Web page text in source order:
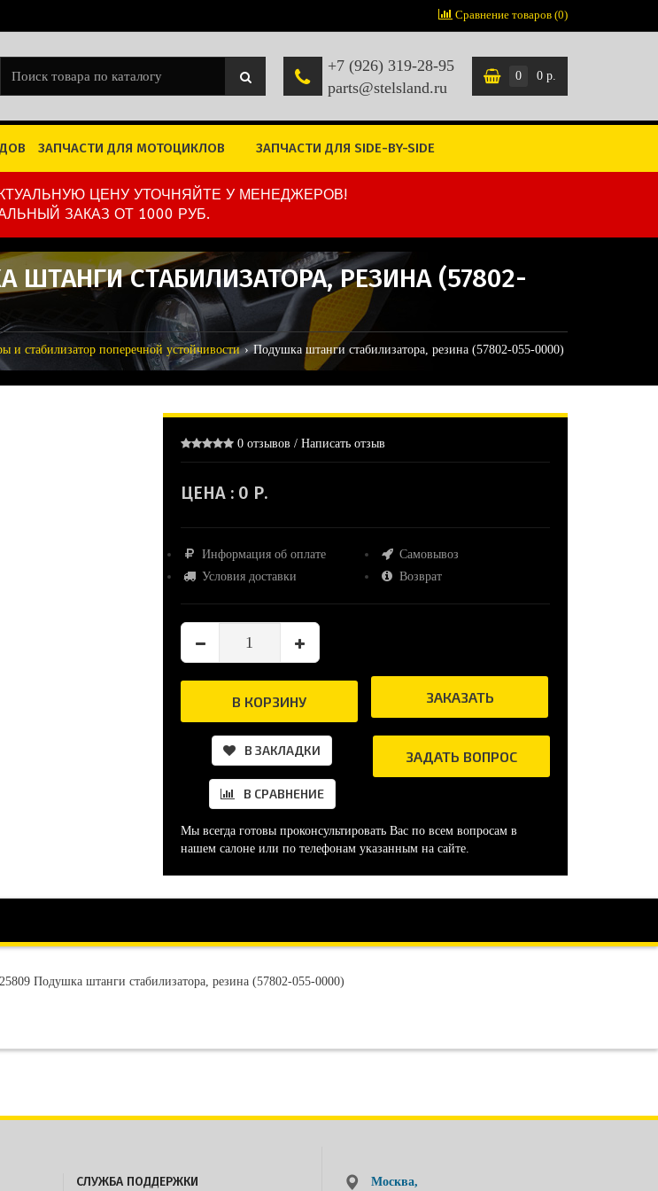
Сравнение товаров (0)
+7 (926) 319-28-95
parts@stelsland.ru
0 0 р.
ЗАПЧАСТИ ДЛЯ МОТОЦИКЛОВ ЗАПЧАСТИ ДЛЯ SIDE-BY-SIDE
ЦЕНУ УТОЧНЯЙТЕ У МЕНЕДЖЕРОВ!
ЗАКАЗ ОТ 1000 РУБ.
ШТАНГИ СТАБИЛИЗАТОРА, РЕЗИНА (57802-
и стабилизатор поперечной устойчивости Подушка штанги стабилизатора, резина (57802-055-0000)
0 отзывов / Написать отзыв
ЦЕНА : 0 Р.
Информация об оплате
Условия доставки
Самовывоз
Возврат
В КОРЗИНУ ЗАКАЗАТЬ
ЗАДАТЬ ВОПРОС
В ЗАКЛАДКИ
В СРАВНЕНИЕ
Мы всегда готовы проконсультировать Вас по всем вопросам в
нашем салоне или по телефонам указанным на сайте.
Подушка штанги стабилизатора, резина (57802-055-0000)
СЛУЖБА ПОДДЕРЖКИ Москва,